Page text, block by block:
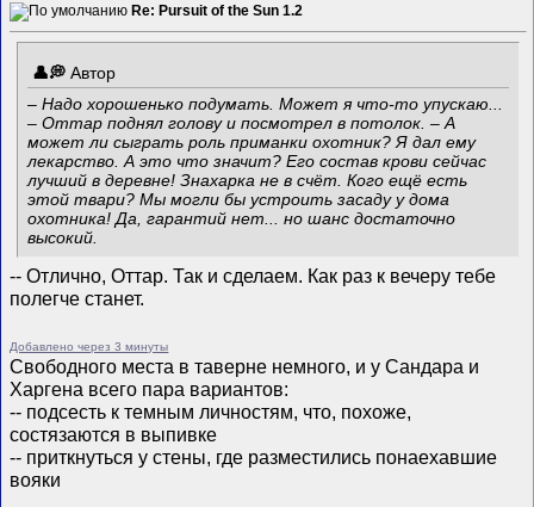
Re: Pursuit of the Sun 1.2
Автор
– Надо хорошенько подумать. Может я что-то упускаю...
– Оттар поднял голову и посмотрел в потолок. – А
может ли сыграть роль приманки охотник? Я дал ему
лекарство. А это что значит? Его состав крови сейчас
лучший в деревне! Знахарка не в счёт. Кого ещё есть
этой твари? Мы могли бы устроить засаду у дома
охотника! Да, гарантий нет... но шанс достаточно
высокий.
-- Отлично, Оттар. Так и сделаем. Как раз к вечеру тебе
полегче станет.
Добавлено через 3 минуты
Свободного места в таверне немного, и у Сандара и
Харгена всего пара вариантов:
-- подсесть к темным личностям, что, похоже,
состязаются в выпивке
-- приткнуться у стены, где разместились понаехавшие
вояки